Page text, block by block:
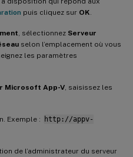
puis cliquez sur OK
, sélectionnez Serveur
selon l’emplacement où vous
les paramètres
Microsoft App-V , saisissez les
Exemple :
http://appv-
de l’administrateur du serveur